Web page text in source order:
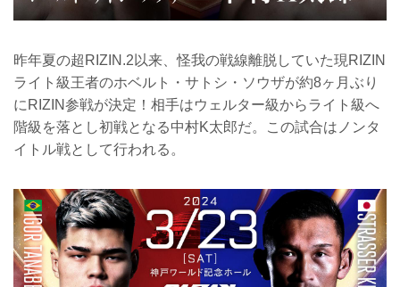
昨年夏の超RIZIN.2以来、怪我の戦線離脱していた現RIZIN
ライト級王者のホベルト・サトシ・ソウザが約8ヶ月ぶり
にRIZIN参戦が決定！相手はウェルター級からライト級へ
階級を落とし初戦となる中村K太郎だ。この試合はノンタ
イトル戦として行われる。